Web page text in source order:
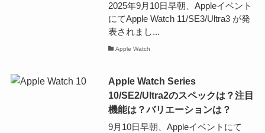
2025年9月10日早朝、Appleイベント
にてApple Watch 11/SE3/Ultra3 が発
表されまし...
Apple Watch
Apple Watch Series
10/SE2/Ultra2のスペックは？注目
機能は？バリエーションは？
9月10日早朝、Appleイベントにて